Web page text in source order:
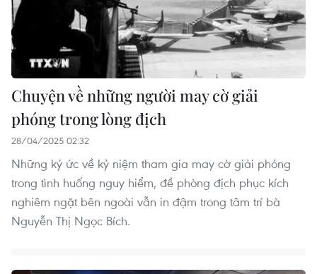
Chuyện về những người may cờ giải
phóng trong lòng địch
28/04/2025 02:32
Những ký ức về kỷ niệm tham gia may cờ giải phóng
trong tình huống nguy hiểm, đề phòng địch phục kích
nghiêm ngặt bên ngoài vẫn in đậm trong tâm trí bà
Nguyễn Thị Ngọc Bích.